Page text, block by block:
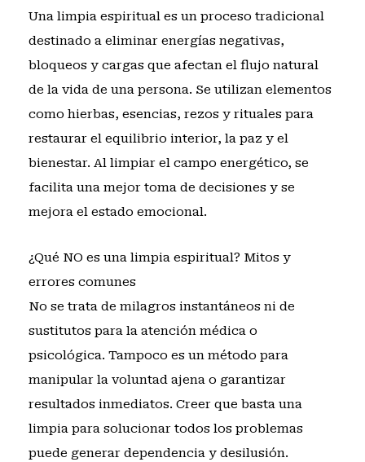
Una limpia espiritual es un proceso tradicional
destinado a eliminar energías negativas,
bloqueos y cargas que afectan el flujo natural
de la vida de una persona. Se utilizan elementos
como hierbas, esencias, rezos y rituales para
restaurar el equilibrio interior, la paz y el
bienestar. Al limpiar el campo energético, se
facilita una mejor toma de decisiones y se
mejora el estado emocional.
¿Qué NO es una limpia espiritual? Mitos y
errores comunes
No se trata de milagros instantáneos ni de
sustitutos para la atención médica o
psicológica. Tampoco es un método para
manipular la voluntad ajena o garantizar
resultados inmediatos. Creer que basta una
limpia para solucionar todos los problemas
puede generar dependencia y desilusión.